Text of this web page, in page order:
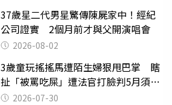
37歲星二代男星驚傳陳屍家中！經紀
公司證實 2個月前才與父開演唱會
2026-08-02
3歲童玩搖搖馬遭陌生婦狠甩巴掌 瞎
扯「被罵吃屎」遭法官打臉判5月須入
監 2026-07-30